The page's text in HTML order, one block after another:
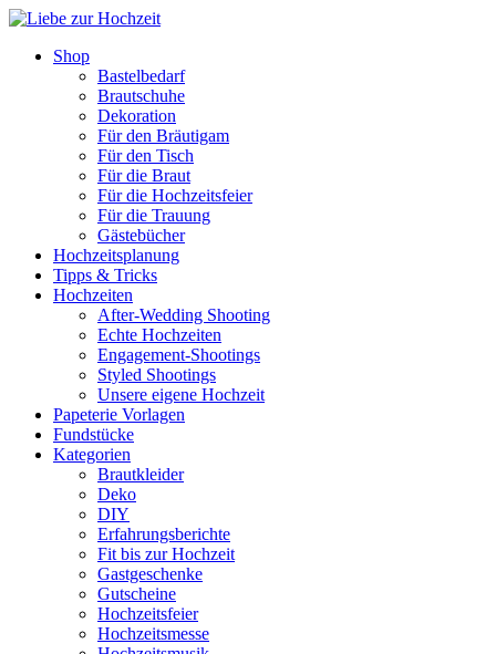
Shop
Bastelbedarf
Brautschuhe
Dekoration
Für den Bräutigam
Für den Tisch
Für die Braut
Für die Hochzeitsfeier
Für die Trauung
Gästebücher
Hochzeitsplanung
Tipps & Tricks
Hochzeiten
After-Wedding Shooting
Echte Hochzeiten
Engagement-Shootings
Styled Shootings
Unsere eigene Hochzeit
Papeterie Vorlagen
Fundstücke
Kategorien
Brautkleider
Deko
DIY
Erfahrungsberichte
Fit bis zur Hochzeit
Gastgeschenke
Gutscheine
Hochzeitsfeier
Hochzeitsmesse